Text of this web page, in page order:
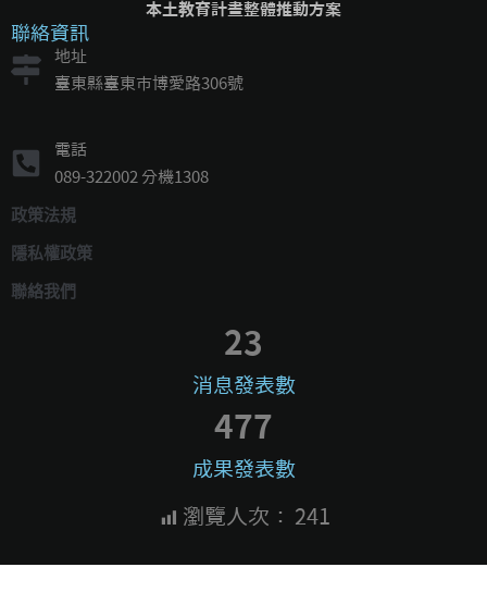
本土教育計畫整體推動方案
聯絡資訊
地址
臺東縣臺東市博愛路306號
電話
089-322002 分機1308
政策法規
隱私權政策
聯絡我們
消息發表數
23
成果發表數
477
瀏覽人次： 241